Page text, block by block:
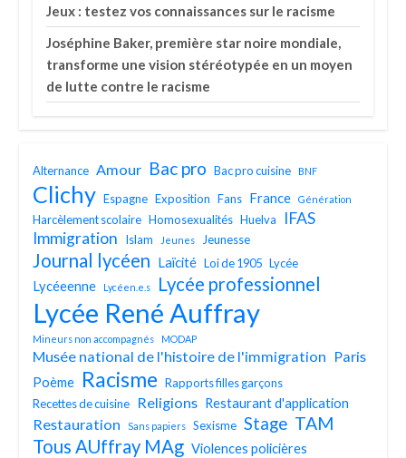
Jeux : testez vos connaissances sur le racisme
Joséphine Baker, première star noire mondiale,
transforme une vision stéréotypée en un moyen
de lutte contre le racisme
Alternance Amour Bac pro Bac pro cuisine BNF
Clichy Espagne Exposition Fans France Génération
Harcèlement scolaire Homosexualités Huelva
IFAS
Immigration
Islam Jeunes Jeunesse
Journal lycéen Laïcité Loi de 1905 Lycée
Lycéeenne Lycéen.e.s Lycée professionnel
Lycée René Auffray
Mineurs non accompagnés MODAP
Musée national de l'histoire de l'immigration Paris
Poème Racisme Rapports filles garçons
Recettes de cuisine
Religions Restaurant d'application
Restauration Sans papiers Sexisme Stage TAM
Tous AUffray MAg Violences policières